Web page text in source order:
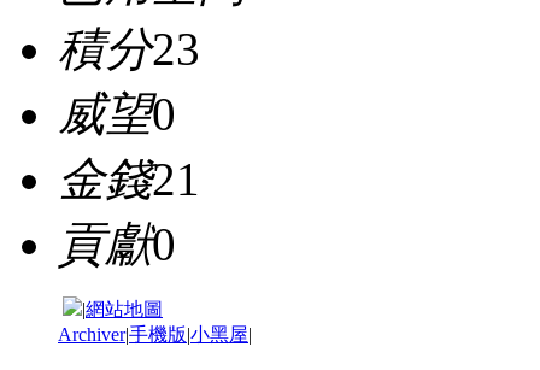
積分23
威望0
金錢21
貢獻0
|網站地圖
Archiver|手機版|小黑屋|